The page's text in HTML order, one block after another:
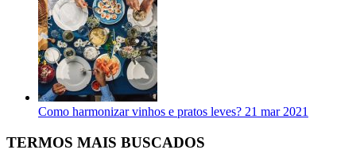
Como harmonizar vinhos e pratos leves? 21 mar 2021
TERMOS MAIS BUSCADOS